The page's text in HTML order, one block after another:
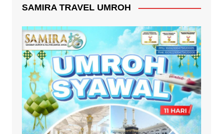
SAMIRA TRAVEL UMROH